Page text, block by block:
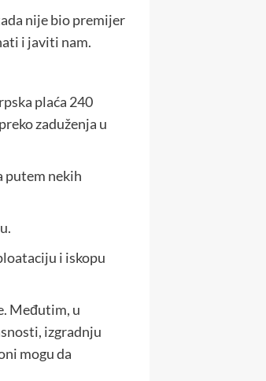
nije bio premijer
i javiti nam.
plaća 240
zaduženja u
putem nekih
i iskopu
Međutim, u
izgradnju
mogu da